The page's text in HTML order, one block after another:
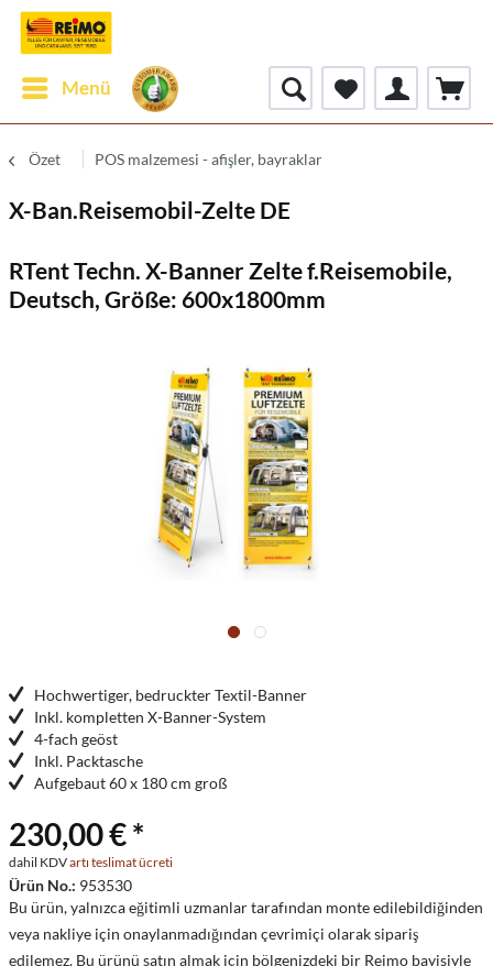
Menü
Özet POS malzemesi - afişler, bayraklar
X-Ban.Reisemobil-Zelte DE
RTent Techn. X-Banner Zelte f.Reisemobile,
Deutsch, Größe: 600x1800mm
Hochwertiger, bedruckter Textil-Banner
Inkl. kompletten X-Banner-System
4-fach geöst
Inkl. Packtasche
Aufgebaut 60 x 180 cm groß
230,00 € *
dahil KDVartı teslimat ücreti
Ürün No.: 953530
Bu ürün, yalnızca eğitimli uzmanlar tarafından monte edilebildiğinden
veya nakliye için onaylanmadığından çevrimiçi olarak sipariş
edilemez. Bu ürünü satın almak için bölgenizdeki bir Reimo bayisiyle